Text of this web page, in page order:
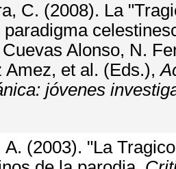
C. (2008). La
Alonso, N.
Amez, et al. (Eds.),
jóvenes
(2003). "La